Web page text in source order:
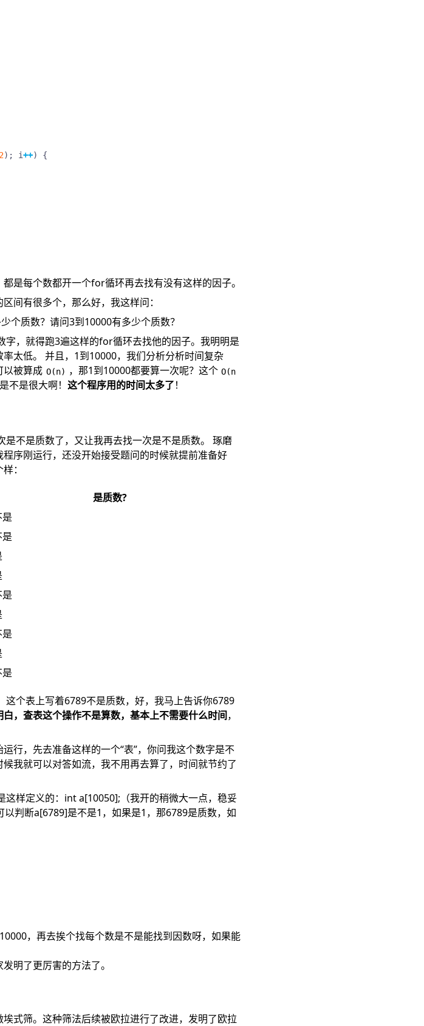
2); i++)
{
是每个数都开一个for循环再去找有没有这样的因子。
间有很多个，那么好，我这样问：
个质数？请问3到10000有多少个质数？
，就得跑3遍这样的for循环去找他的因子。我明明是
太低。 并且，1到10000，我们分析分析时间复杂
以被算成 O(n) ，那1到10000都要算一次呢？这个 O(n
是很大啊！ 这个程序用的时间太多了！
不是质数了，又让我再去找一次是不是质数。 琢磨
序刚运行，还没开始接受题问的时候就提前准备好
：
是质数?
是
是
是
是
是
个表上写着6789不是质数，好，我马上告诉你6789
白，查表这个操作不是算数，基本上不需要什么时间，
行，先去准备这样的一个“表”，你问我这个数字是不
我就可以对答如流，我不用再去算了，时间就节约了
这样定义的：int a[10050];（我开的稍微大一点，稳妥
判断a[6789]是不是1，如果是1，那6789是质数，如
，再去挨个找每个数是不是能找到因数呀，如果能
明了更厉害的方法了。
式筛。这种筛法后续被欧拉进行了改进，发明了欧拉